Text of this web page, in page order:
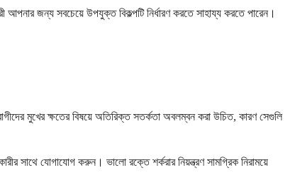
আপনার জন্য সবচেয়ে উপযুক্ত বিকল্পটি নির্ধারণ করতে সাহায্য করতে পারেন।
মুখের ক্ষতের বিষয়ে অতিরিক্ত সতর্কতা অবলম্বন করা উচিত, কারণ সেগুলি
সাথে যোগাযোগ করুন। ভালো রক্তে শর্করার নিয়ন্ত্রণ সামগ্রিক নিরাময়ে